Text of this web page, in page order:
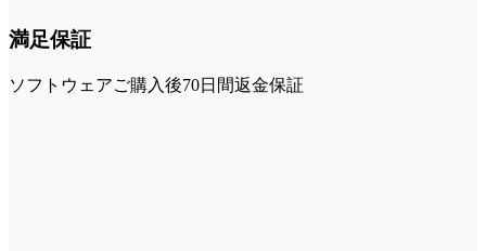
満足保証
ソフトウェアご購入後70日間返金保証